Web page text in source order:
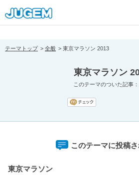
[pear_error: message="Success" code=0
prefix="" info=""]
テーマトップ 全般 東京マラソン 2013
東京マラソン
このテーマのついた記事
このテーマに投稿
東京マラソン